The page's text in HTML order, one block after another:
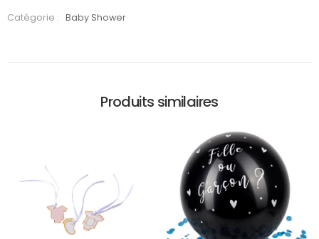
Catégorie : Baby Shower
Produits similaires